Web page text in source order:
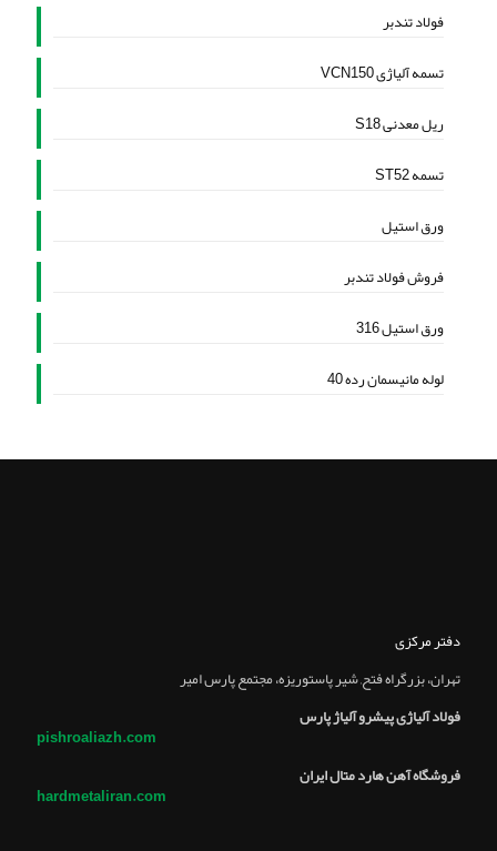
فولاد تندبر
تسمه آلیاژی VCN150
ریل معدنی S18
تسمه ST52
ورق استیل
فروش فولاد تندبر
ورق استیل 316
لوله مانیسمان رده 40
دفتر مرکزی
تهران، بزرگراه فتح, شير پاستوريزه، مجتمع پارس امير
فولاد آلیاژی پیشرو آلیاژ پارس
pishroaliazh.com
فروشگاه آهن هارد متال ایران
hardmetaliran.com